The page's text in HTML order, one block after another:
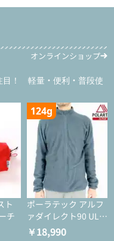
オンラインショップ
目！ 軽量・便利・普段使
ト
チ
124g
ポーラテック アルフ
ァダイレクト90 ULジ
ャケット
￥18,990